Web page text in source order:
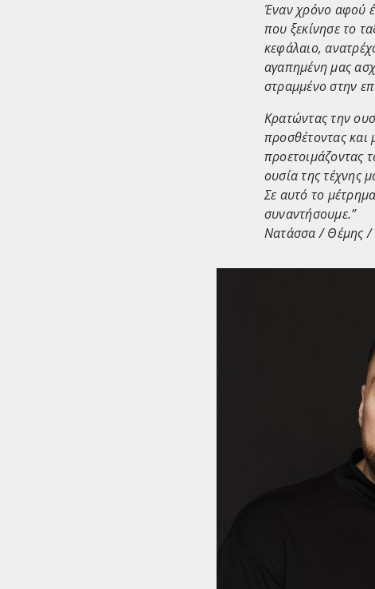
Έναν χρόνο αφού
που ξεκίνησε το
κεφάλαιο,
αγαπημένη μας
στραμμένο στην
Κρατώντας την
προσθέτοντας και
προετοιμάζοντας
ουσία της τέχνης
Σε αυτό το
συναντήσουμε.”
Νατάσσα / Θέμης /